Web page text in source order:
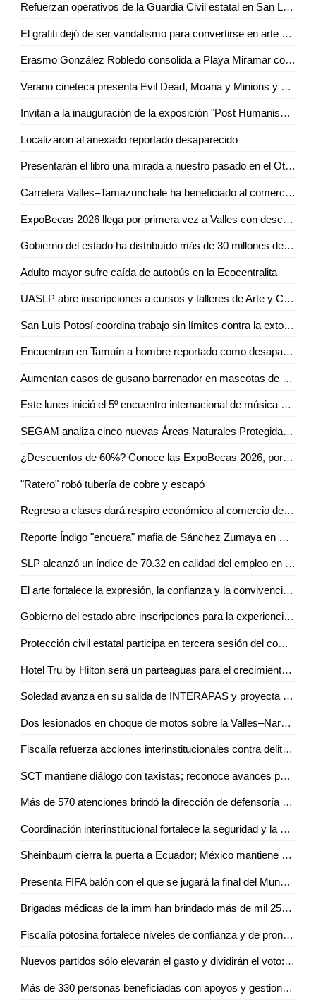
Refuerzan operativos de la Guardia Civil estatal en San Luis Potosí
El grafiti dejó de ser vandalismo para convertirse en arte urbano
Erasmo González Robledo consolida a Playa Miramar como referente nacional e internacional con el izamiento Blue Flag 2026-2027
Verano cineteca presenta Evil Dead, Moana y Minions y monstruos
Invitan a la inauguración de la exposición "Post Humanism" eros y thanatos, de Ennio Castellano
Localizaron al anexado reportado desaparecido
Presentarán el libro una mirada a nuestro pasado en el Othoniano
Carretera Valles–Tamazunchale ha beneficiado al comercio y turismo de Tamazunchale: CANACO
ExpoBecas 2026 llega por primera vez a Valles con descuentos de hasta 60% para estudiantes
Gobierno del estado ha distribuído más de 30 millones de litros de agua
Adulto mayor sufre caída de autobús en la Ecocentralita
UASLP abre inscripciones a cursos y talleres de Arte y Cultura para el semestre agosto-diciembre 2026
San Luis Potosí coordina trabajo sin límites contra la extorsión
Encuentran en Tamuín a hombre reportado como desaparecido en Tamasopo
Aumentan casos de gusano barrenador en mascotas de Ciudad Valles
Este lunes inició el 5º encuentro internacional de música de cámara
SEGAM analiza cinco nuevas Áreas Naturales Protegidas para frenar la deforestación en San Luis Potosí
¿Descuentos de 60%? Conoce las ExpoBecas 2026, por primera vez en Ciudad Valles
"Ratero" robó tubería de cobre y escapó
Regreso a clases dará respiro económico al comercio de Ciudad Valles: Canaco
Reporte Índigo "encuera" mafia de Sánchez Zumaya en Pemex
SLP alcanzó un índice de 70.32 en calidad del empleo en el primer trimestre de 2026
El arte fortalece la expresión, la confianza y la convivencia en la sociedad: Iraís Verástegui
Gobierno del estado abre inscripciones para la experiencia Toyota en ventas
Protección civil estatal participa en tercera sesión del comité técnico estatal de manejo del fuego
Hotel Tru by Hilton será un parteaguas para el crecimiento de Ciudad Valles: Sedeco
Soledad avanza en su salida de INTERAPAS y proyecta nuevas obras para la zona oriente
Dos lesionados en choque de motos sobre la Valles–Naranjo
Fiscalía refuerza acciones interinstitucionales contra delito de extorsión
SCT mantiene diálogo con taxistas; reconoce avances pero persisten malas prácticas
Más de 570 atenciones brindó la dirección de defensoría social durante mayo y junio en Ciudad Valles
Coordinación interinstitucional fortalece la seguridad y la paz en San Luis Potosí
Sheinbaum cierra la puerta a Ecuador; México mantiene demanda internacional
Presenta FIFA balón con el que se jugará la final del Mundial 2026
Brigadas médicas de la imm han brindado más de mil 250 atenciones gratuitas en Ciudad Valles
Fiscalía potosina fortalece niveles de confianza y de pronta atención ciudadana
Nuevos partidos sólo elevarán el gasto y dividirán el voto: Carlos Solares
Más de 330 personas beneficiadas con apoyos y gestiones de atención ciudadana durante junio